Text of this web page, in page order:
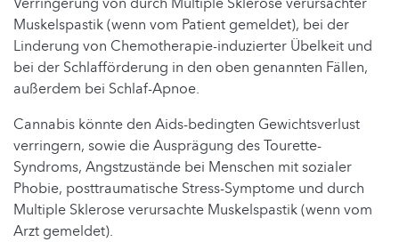
Muskelspastik (wenn vom Patient gemeldet), bei der
Linderung von Chemotherapie-induzierter Übelkeit und
bei der Schlafförderung in den oben genannten Fällen,
außerdem bei Schlaf-Apnoe.
Cannabis könnte den Aids-bedingten Gewichtsverlust
verringern, sowie die Ausprägung des Tourette-
Syndroms, Angstzustände bei Menschen mit sozialer
Phobie, posttraumatische Stress-Symptome und durch
Multiple Sklerose verursachte Muskelspastik (wenn vom
Arzt gemeldet).